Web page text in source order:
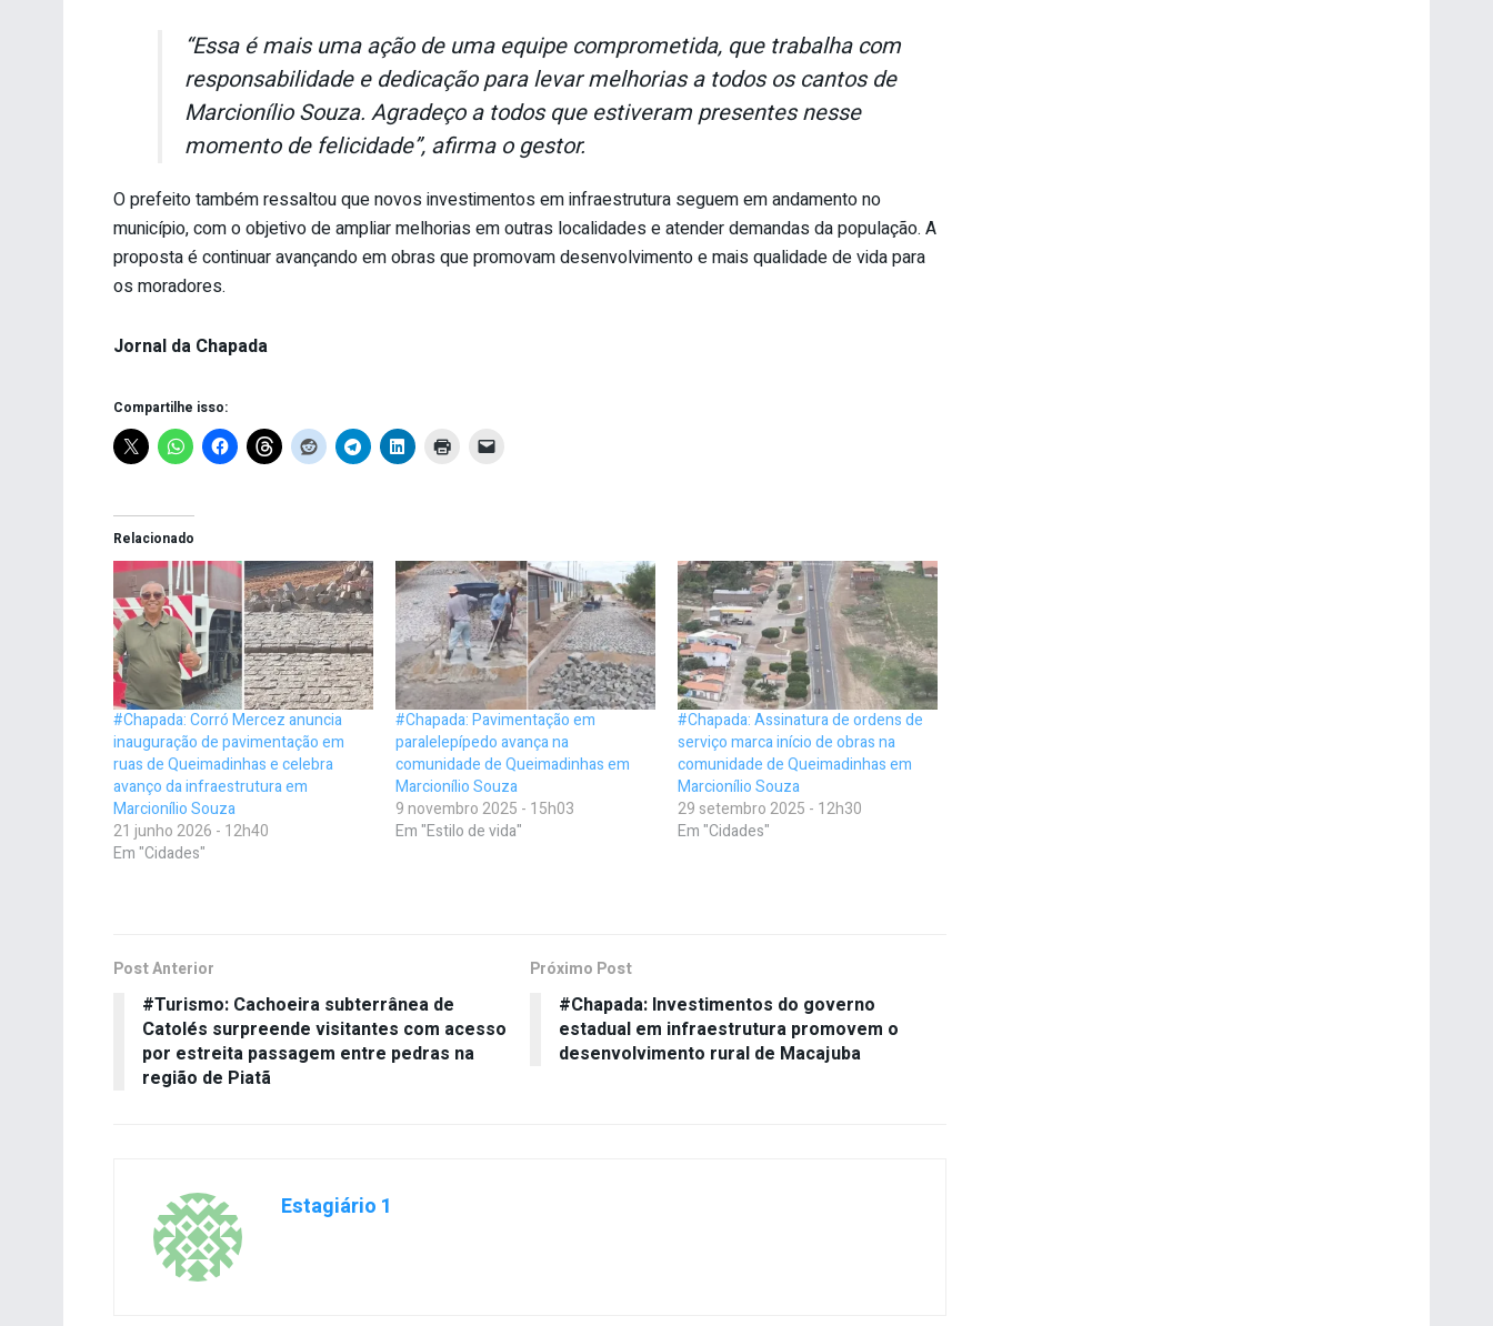
“Essa é mais uma ação de uma equipe comprometida, que trabalha com
responsabilidade e dedicação para levar melhorias a todos os cantos de
Marcionílio Souza. Agradeço a todos que estiveram presentes nesse
momento de felicidade”, afirma o gestor.
O prefeito também ressaltou que novos investimentos em infraestrutura seguem em andamento no
município, com o objetivo de ampliar melhorias em outras localidades e atender demandas da população. A
proposta é continuar avançando em obras que promovam desenvolvimento e mais qualidade de vida para
os moradores.
Jornal da Chapada
Compartilhe isso:
Relacionado
#Chapada: Corró Mercez anuncia
inauguração de pavimentação em
ruas de Queimadinhas e celebra
avanço da infraestrutura em
Marcionílio Souza
21 junho 2026 - 12h40
Em "Cidades"
#Chapada: Pavimentação em
paralelepípedo avança na
comunidade de Queimadinhas em
Marcionílio Souza
9 novembro 2025 - 15h03
Em "Estilo de vida"
#Chapada: Assinatura de ordens de
serviço marca início de obras na
comunidade de Queimadinhas em
Marcionílio Souza
29 setembro 2025 - 12h30
Em "Cidades"
Post Anterior
#Turismo: Cachoeira subterrânea de
Catolés surpreende visitantes com acesso
por estreita passagem entre pedras na
região de Piatã
Próximo Post
#Chapada: Investimentos do governo
estadual em infraestrutura promovem o
desenvolvimento rural de Macajuba
Estagiário 1